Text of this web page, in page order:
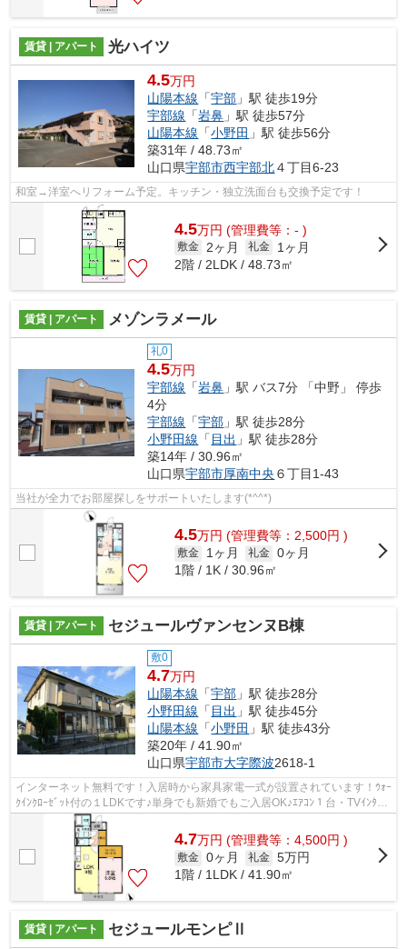
賃貸 | アパート 光ハイツ
4.5万円
山陽本線 「宇部 」駅 徒歩19分
宇部線 「岩鼻 」駅 徒歩57分
山陽本線 「小野田 」駅 徒歩56分
築31年 / 48.73㎡
山口県宇部市西宇部北４丁目6-23
和室→洋室へリフォーム予定。キッチン・独立洗面台も交換予定です！
4.5万円 (管理費等：- )
敷金 2ヶ月 礼金
1ヶ月
2階 / 2LDK / 48.73㎡
賃貸 | アパート メゾンラメール
礼0
4.5万円
宇部線 「岩鼻 」駅 バス7分 「中野」 停歩
4分
宇部線 「宇部 」駅 徒歩28分
小野田線 「 目出 」駅 徒歩28分
築14年 / 30.96㎡
山口県宇部市厚南中央 ６丁目1-43
当社が全力でお部屋探しをサポートいたします(*^^*)
4.5万円 (管理費等：2,500円 )
敷金 1ヶ月 礼金 0ヶ月
1階 / 1K / 30.96㎡
賃貸 | アパート セジュールヴァンセンヌB棟
敷0
4.7万円
山陽本線 「宇部 」駅 徒歩28分
小野田線 「目出 」駅 徒歩45分
山陽本線 「小野田 」駅 徒歩43分
築20年 / 41.90㎡
山口県宇部市大字際波2618-1
インターネット無料です！入居時から家具家電一式が設置されています！ｳｫｰ
ｸｲﾝｸﾛｰｾﾞｯﾄ付の１LDKです♪単身でも新婚でもご入居OK♪ｴｱｺﾝ１台・TVｲﾝﾀｰﾎ
ﾝ・温水洗浄暖房設置済み♪ウォークイン...
4.7万円 (管理費等：4,500円 )
敷金 0ヶ月 礼金 5万円
1階 / 1LDK / 41.90㎡
賃貸 | アパート セジュールモンピⅡ